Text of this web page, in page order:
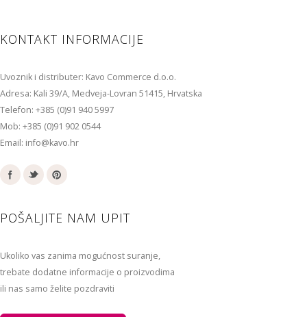
KONTAKT INFORMACIJE
Uvoznik i distributer: Kavo Commerce d.o.o.
Adresa: Kali 39/A, Medveja-Lovran 51415, Hrvatska
Telefon: +385 (0)91 940 5997
Mob: +385 (0)91 902 0544
Email: info@kavo.hr
POŠALJITE NAM UPIT
Ukoliko vas zanima mogućnost suranje,
trebate dodatne informacije o proizvodima
ili nas samo želite pozdraviti